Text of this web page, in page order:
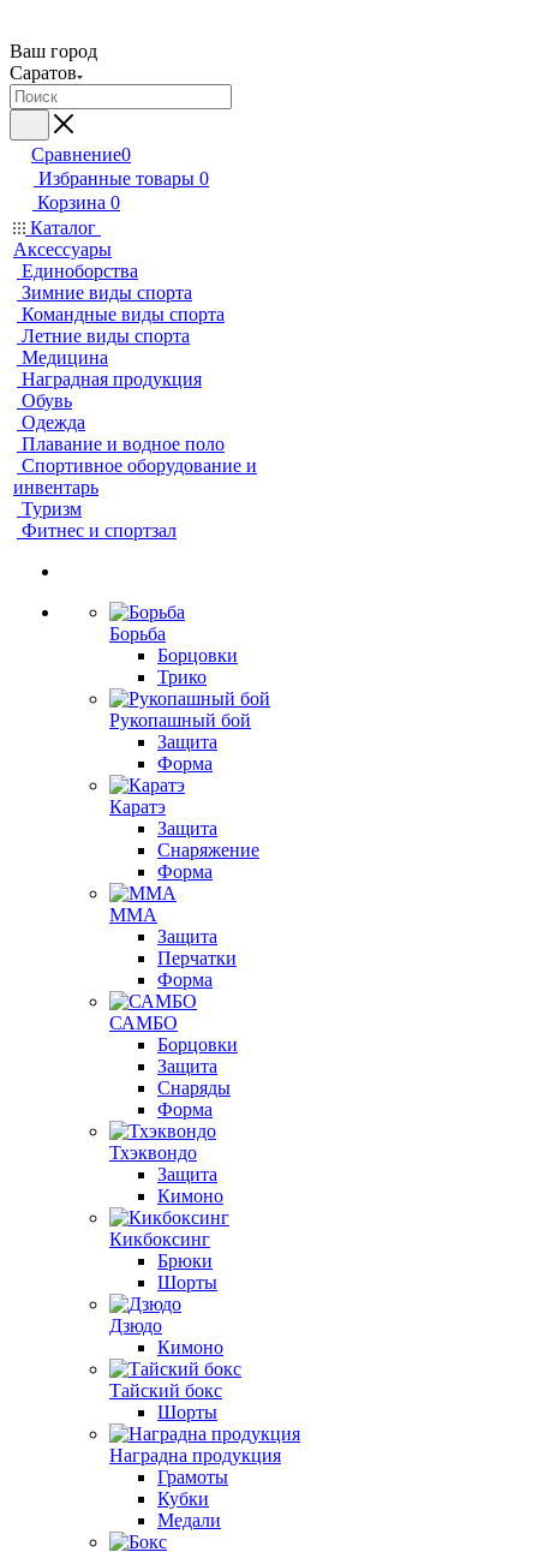
Ваш город
Саратов
Сравнение0
Избранные товары 0
Корзина 0
Каталог
Аксессуары
Единоборства
Зимние виды спорта
Командные виды спорта
Летние виды спорта
Медицина
Наградная продукция
Обувь
Одежда
Плавание и водное поло
Спортивное оборудование и
инвентарь
Туризм
Фитнес и спортзал
Борьба
Борцовки
Трико
Рукопашный бой
Защита
Форма
Каратэ
Защита
Снаряжение
Форма
ММА
Защита
Перчатки
Форма
САМБО
Борцовки
Защита
Снаряды
Форма
Тхэквондо
Защита
Кимоно
Кикбоксинг
Брюки
Шорты
Дзюдо
Кимоно
Тайский бокс
Шорты
Наградна продукция
Грамоты
Кубки
Медали